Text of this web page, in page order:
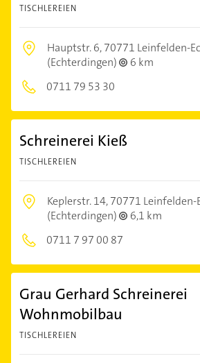
TISCHLEREIEN
Hauptstr. 6,70771 Leinfelden-
(Echterdingen)
6 km
0711 79 53 30
Schreinerei Kieß
TISCHLEREIEN
Keplerstr. 14,70771 Leinfelden-
(Echterdingen)
6,1 km
0711 7 97 00 87
Grau Gerhard Schreinerei
Wohnmobilbau
TISCHLEREIEN